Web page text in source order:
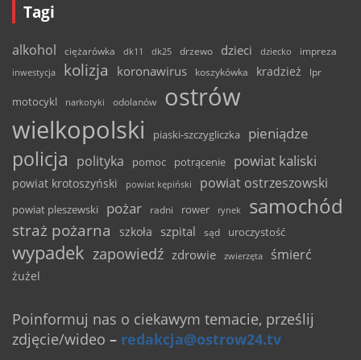
Tagi
alkohol ciężarówka dk11 dk25 drzewo dzieci dziecko
impreza
inwestycja
kolizja koronawirus koszykówka kradzież lpr
motocykl narkotyki odolanów
ostrów
wielkopolski
piaski-szczygliczka pieniądze
policja polityka pomoc potrącenie powiat kaliski
powiat krotoszyński powiat kępiński powiat ostrzeszowski
powiat pleszewski pożar radni rower rynek samochód
straż pożarna szkoła szpital sąd uroczystość
wypadek zapowiedź zdrowie zwierzęta śmierć
żużel
Poinformuj nas o ciekawym temacie, prześlij
zdjęcie/wideo – redakcja@ostrow24.tv